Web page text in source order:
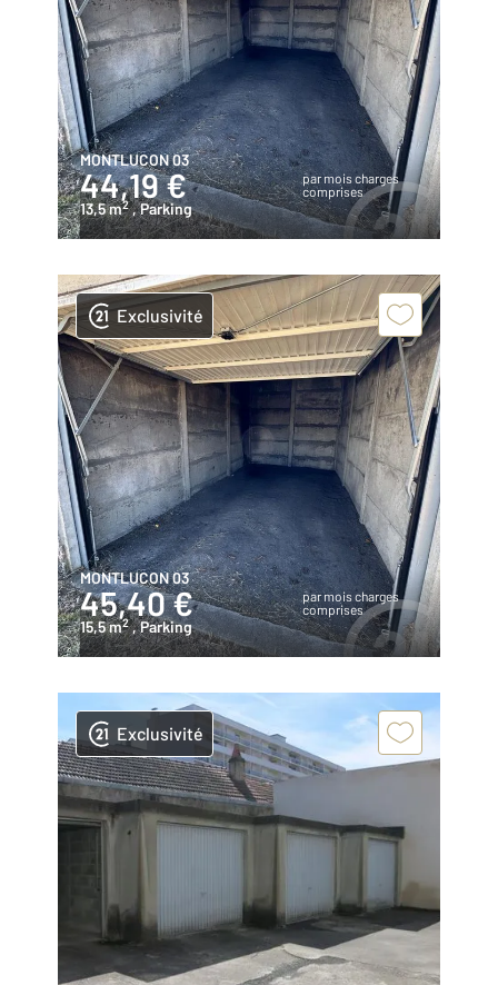
MONTLUCON 03
44,19 €
par mois charges
comprises
13,5 m2 , Parking
Exclusivité
MONTLUCON 03
45,40 €
par mois charges
comprises
15,5 m2 , Parking
Exclusivité